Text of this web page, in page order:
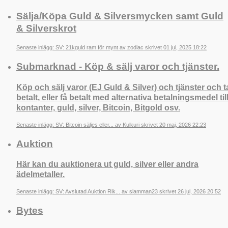
Sälja/Köpa Guld & Silversmycken samt Guld
& Silverskrot
Senaste inlägg: SV: 21kguld ram för mynt av zodiac skrivet 01 jul, 2025 18:22
Submarknad - Köp & sälj varor och tjänster.
Köp och sälj varor (EJ Guld & Silver) och tjänster och
betalt, eller få betalt med alternativa betalningsmedel till
kontanter, guld, silver, Bitcoin, Bitgold osv.
Senaste inlägg: SV: Bitcoin säljes eller... av Kulkuri skrivet 20 maj, 2026 22:23
Auktion
Här kan du auktionera ut guld, silver eller andra
ädelmetaller.
Senaste inlägg: SV: Avslutad Auktion Rik... av slamman23 skrivet 26 jul, 2026 20:52
Bytes